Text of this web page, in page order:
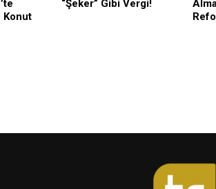
Konut
“Şeker” Gibi Vergi!